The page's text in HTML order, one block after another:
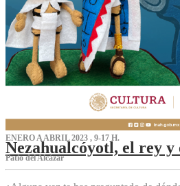
ENERO A ABRIL 2023 , 9-17 H.
Nezahualcóyotl, el rey y
Patio del Alcázar